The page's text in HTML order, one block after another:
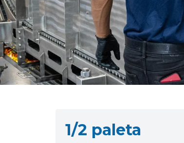
1/2 paleta